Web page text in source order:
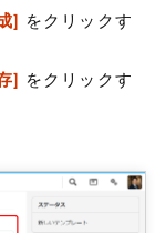
]
をクリックす
]
をクリックす